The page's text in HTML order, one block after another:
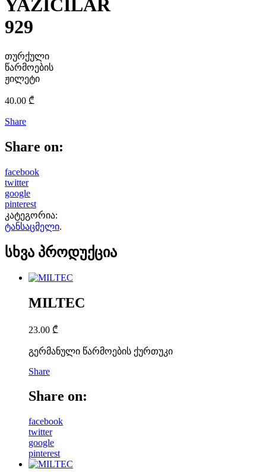
YAZICILAR
929
თურქული
წარმოების
ჟილეტი
40.00 ₾
Share
Share on:
facebook
twitter
google
pinterest
კატეგორია:
ტანსაცმელი.
სხვა პროდუქცია
MILTEC
23.00 ₾
გერმანული წარმოების ქურთუკი
Share
Share on:
facebook
twitter
google
pinterest